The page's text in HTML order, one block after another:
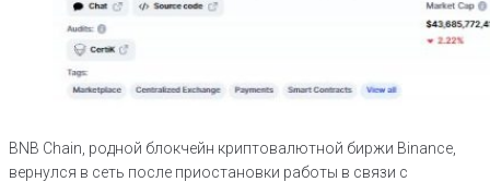
BNB Chain, родной блокчейн криптовалютной биржи Binance,
вернулся в сеть после приостановки работы в связи с